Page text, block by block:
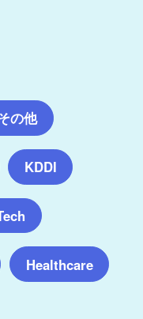
の他
KDDI
Healthcare